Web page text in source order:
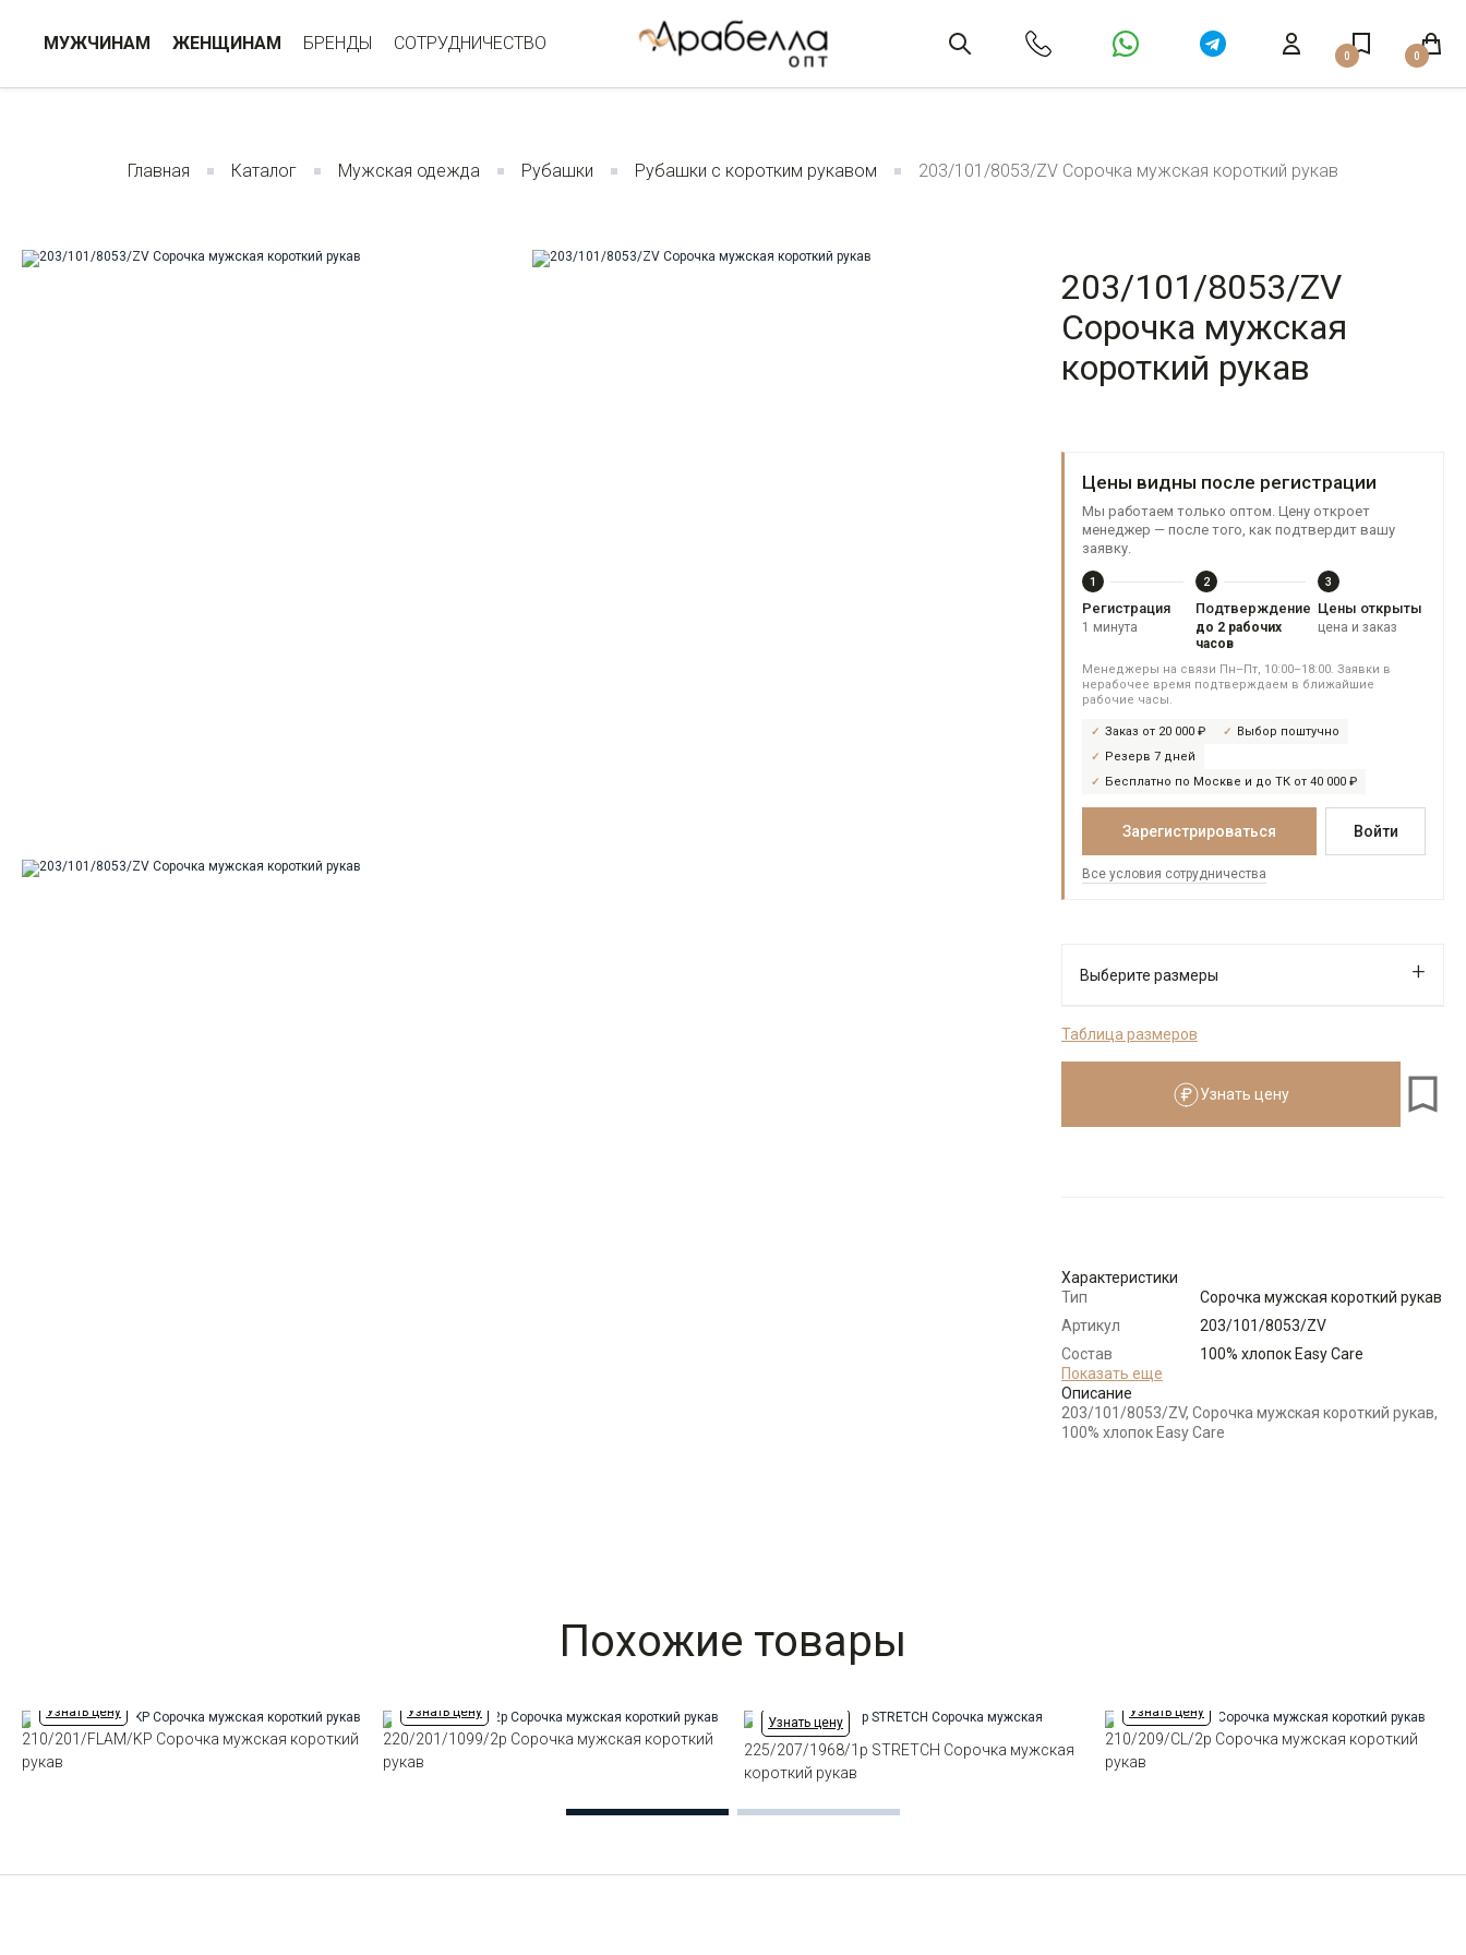
МУЖЧИНАМ ЖЕНЩИНАМ БРЕНДЫ СОТРУДНИЧЕСТВО
0 0
Главная Каталог Мужская одежда Рубашки Рубашки с коротким рукавом 203/101/8053/ZV Сорочка мужская короткий рукав
203/101/8053/ZV
Сорочка мужская
короткий рукав
Цены видны после регистрации
Мы работаем только оптом. Цену откроет
менеджер — после того, как подтвердит вашу
заявку.
1
Регистрация
1 минута
2
Подтверждение
до 2 рабочих
часов
3
Цены открыты
цена и заказ
Менеджеры на связи Пн–Пт, 10:00–18:00. Заявки в
нерабочее время подтверждаем в ближайшие
рабочие часы.
Заказ от 20 000 ₽
Выбор поштучно
Резерв 7 дней
Бесплатно по Москве и до ТК от 40 000 ₽
Зарегистрироваться Войти
Все условия сотрудничества
Выберите размеры
Выбрать размерный ряд
по 1 шт каждого доступного размера
Таблица размеров
Узнать цену
Характеристики
Тип
Сорочка мужская короткий рукав
Артикул
203/101/8053/ZV
Состав
сырья
100% хлопок Easy Care
Бренд
Модель
Зауженная с вытачками
Показать еще
Описание
203/101/8053/ZV, Сорочка мужская короткий рукав,
100% хлопок Easy Care
Похожие товары
Узнать цену
210/201/FLAM/KP Сорочка мужская короткий
рукав
Узнать цену
220/201/1099/2p Сорочка мужская короткий
рукав
Узнать цену
225/207/1968/1p STRETCH Сорочка мужская
короткий рукав
Узнать цену
210/209/CL/2p Сорочка мужская короткий
рукав